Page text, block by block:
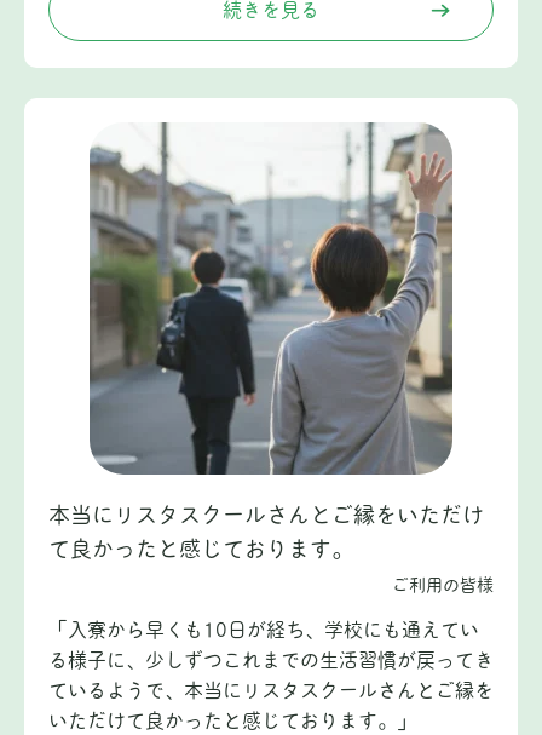
続きを見る
本当にリスタスクールさんとご縁をいただけ
て良かったと感じております。
ご利用の皆様
「入寮から早くも10日が経ち、学校にも通えてい
る様子に、少しずつこれまでの生活習慣が戻ってき
ているようで、本当にリスタスクールさんとご縁を
いただけて良かったと感じております。」